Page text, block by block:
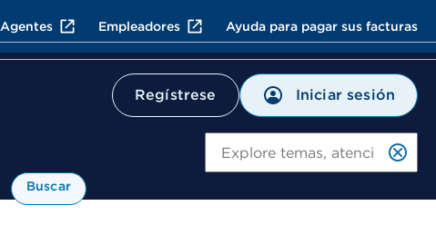
Agentes Empleadores Ayuda para pagar sus facturas
Regístrese Iniciar sesión
Buscar